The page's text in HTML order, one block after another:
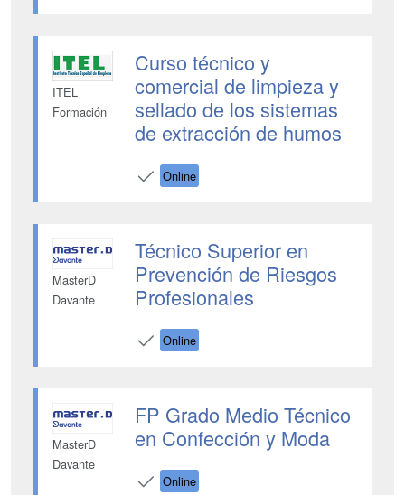
ITEL
Formación
Curso técnico y
comercial de limpieza y
sellado de los sistemas
de extracción de humos
Online
MasterD
Davante
Técnico Superior en
Prevención de Riesgos
Profesionales
Online
MasterD
Davante
FP Grado Medio Técnico
en Confección y Moda
Online